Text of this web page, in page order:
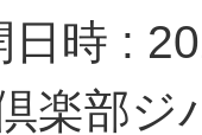
日時 :
楽部